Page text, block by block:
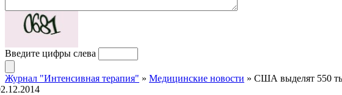
Введите цифры слева
Журнал "Интенсивная терапия" » Медицинские новости » США выделят 550